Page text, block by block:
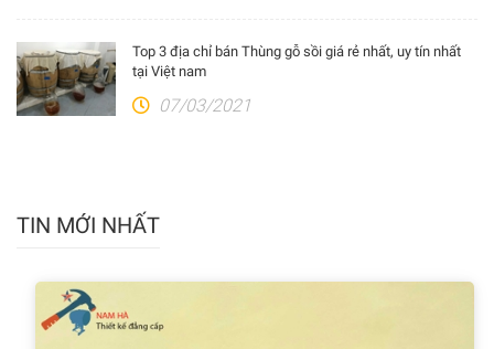
Top 3 địa chỉ bán Thùng gỗ sồi giá rẻ nhất, uy tín nhất
tại Việt nam
07/03/2021
TIN MỚI NHẤT